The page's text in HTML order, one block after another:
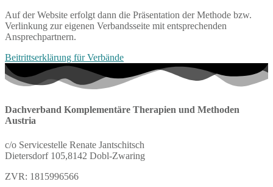
Auf der Website erfolgt dann die Präsentation der Methode bzw.
Verlinkung zur eigenen Verbandsseite mit entsprechenden
Ansprechpartnern.
Beitrittserklärung für Verbände
Dachverband Komplementäre Therapien und Methoden
Austria
c/o Servicestelle Renate Jantschitsch
Dietersdorf 105,8142 Dobl-Zwaring
ZVR: 1815996566